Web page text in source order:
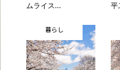
ムライス...
平
暮らし